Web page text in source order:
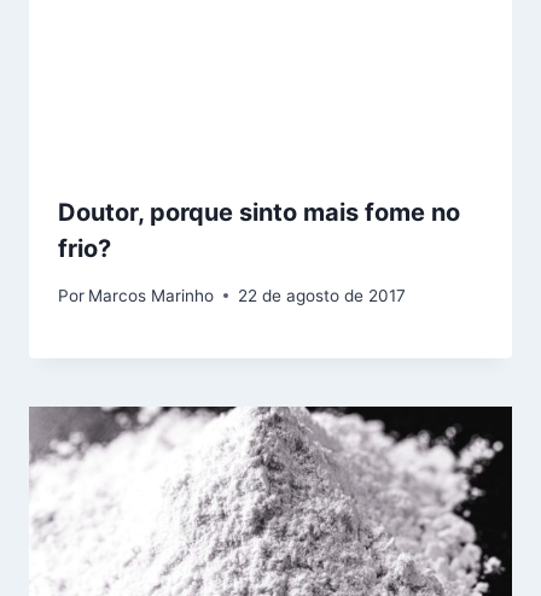
Doutor, porque sinto mais fome no
frio?
Por Marcos Marinho 22 de agosto de 2017